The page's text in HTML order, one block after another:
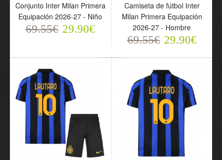
Conjunto Inter Milan
Dimarco 32 Primera
Equipación 2026-27 -
69.55€ 29.90€
Camiseta de fútbol Inter
Milan Dimarco 32
Primera Equipación
2026-27 - Hombre
69.55€ 29.90€
Conjunto Inter Milan Primera
Equipación 2026-27 - Niño
69.55€ 29.90€
Camiseta de fútbol Inter
Milan Primera Equipación
2026-27 - Hombre
69.55€ 29.90€